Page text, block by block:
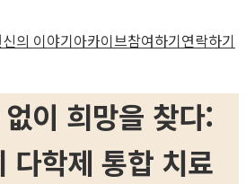
의 이야기아카이브참여하기연락하기
이 희망을 찾다:
다학제 통합 치료